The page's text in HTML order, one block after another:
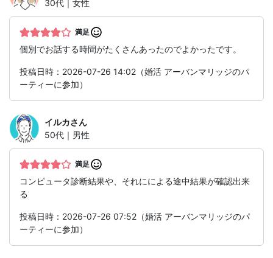
30代｜女性
満足
個別でお話する時間がたくさんあったのでよかったです。
投稿日時：2026-07-26 14:02（婚活 アーバンマリッジのパ
ーティーに参加）
イルカさん
50代｜男性
満足
コンピュータ診断結果や、それにによる途中結果が確認出来
る
投稿日時：2026-07-26 07:52（婚活 アーバンマリッジのパ
ーティーに参加）